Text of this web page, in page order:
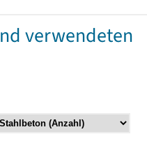
verwendeten